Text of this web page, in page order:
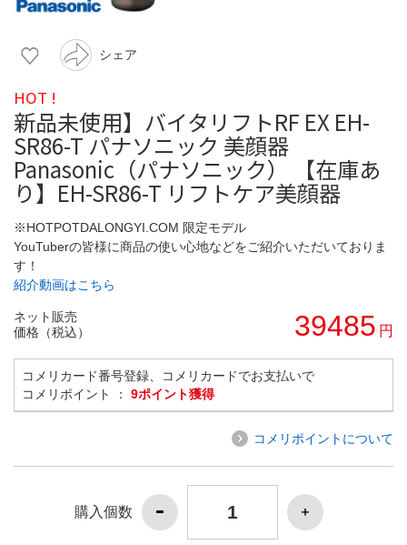
シェア
HOT !
新品未使用】バイタリフトRF EX EH-
SR86-T パナソニック 美顔器
Panasonic（パナソニック） 【在庫あ
り】EH-SR86-T リフトケア美顔器
※HOTPOTDALONGYI.COM 限定モデル
YouTuberの皆様に商品の使い心地などをご紹介いただいておりま
す！
紹介動画はこちら
ネット販売
価格（税込）
39485 円
コメリカード番号登録、コメリカードでお支払いで
コメリポイント ： 9ポイント獲得
コメリポイントについて
購入個数